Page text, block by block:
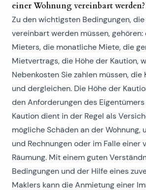
einer Wohnung vereinbart werden?
Zu den wichtigsten Bedingungen,
vereinbart werden müssen,
Mieters, die monatliche Miete, die
Mietvertrags, die Höhe der Kaution,
Nebenkosten Sie zahlen müssen,
und dergleichen. Die Höhe der
den Anforderungen des
Kaution dient in der Regel als
mögliche Schäden an der Wohnung,
und Rechnungen oder im Falle einer
Räumung. Mit einem guten
Bedingungen und der Hilfe eines
Maklers kann die Anmietung einer